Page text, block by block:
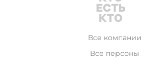
Все компании
Все персоны